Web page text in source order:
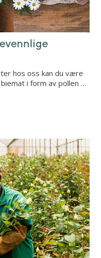
hos oss kan du være
i form av pollen …